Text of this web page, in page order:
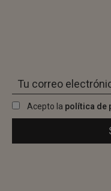
Acepto la política de